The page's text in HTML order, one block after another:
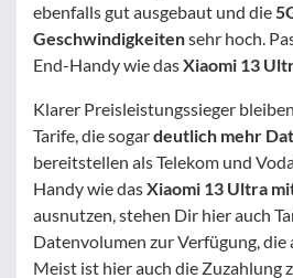
ebenfalls gut ausgebaut und die
Geschwindigkeitensehr hoch.
End-Handy wie dasXiaomi 13
Klarer Preisleistungssieger
Tarife, die sogardeutlich mehr
bereitstellen als Telekom und
Handy wie dasXiaomi 13 Ultra
ausnutzen, stehen Dir hier auch
Datenvolumen zur Verfügung, die
Meist ist hier auch die Zuzahlung